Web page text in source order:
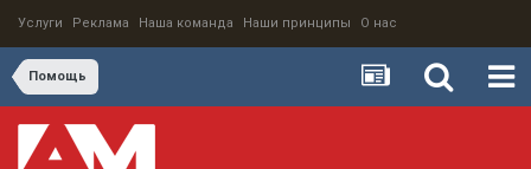
Услуги Реклама Наша команда Наши принципы О нас
Помощь